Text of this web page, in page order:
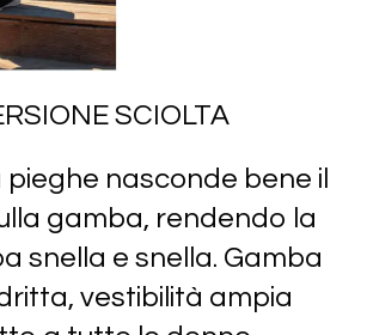
SCIOLTA
pieghe nasconde bene il
gamba, rendendo la
snella e snella. Gamba
vestibilità ampia